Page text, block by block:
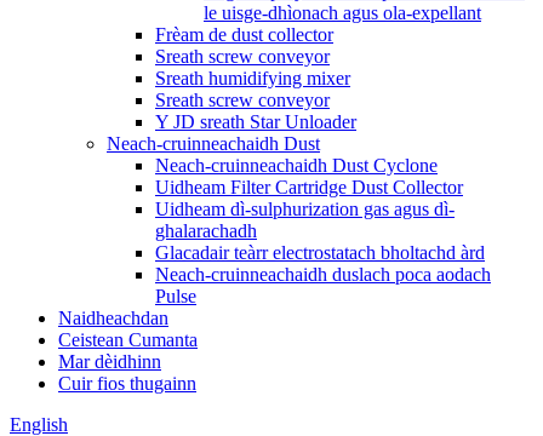
le uisge-dhìonach agus ola-expellant
Frèam de dust collector
Sreath screw conveyor
Sreath humidifying mixer
Sreath screw conveyor
Y JD sreath Star Unloader
Neach-cruinneachaidh Dust
Neach-cruinneachaidh Dust Cyclone
Uidheam Filter Cartridge Dust Collector
Uidheam dì-sulphurization gas agus dì-
ghalarachadh
Glacadair teàrr electrostatach bholtachd àrd
Neach-cruinneachaidh duslach poca aodach
Pulse
Naidheachdan
Ceistean Cumanta
Mar dèidhinn
Cuir fios thugainn
English